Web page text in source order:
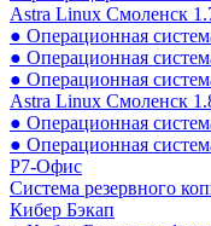
Astra Linux Смоленск
● Операционная
● Операционная
● Операционная
Astra Linux Смоленск
● Операционная
● Операционная
Р7-Офис
Система резервного
Кибер Бэкап